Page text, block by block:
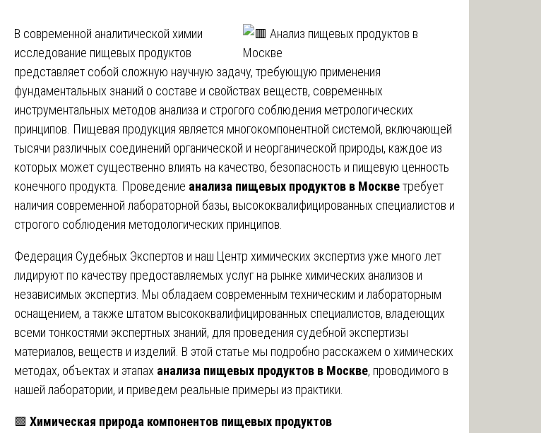
В современной аналитической химии
исследование пищевых продуктов
представляет собой сложную научную задачу, требующую применения
фундаментальных знаний о составе и свойствах веществ, современных
инструментальных методов анализа и строгого соблюдения метрологических
принципов. Пищевая продукция является многокомпонентной системой, включающей
тысячи различных соединений органической и неорганической природы, каждое из
которых может существенно влиять на качество, безопасность и пищевую ценность
конечного продукта. Проведение анализа пищевых продуктов в Москветребует
наличия современной лабораторной базы, высококвалифицированных специалистов и
строгого соблюдения методологических принципов.
Федерация Судебных Экспертов и наш Центр химических экспертиз уже много лет
лидируют по качеству предоставляемых услуг на рынке химических анализов и
независимых экспертиз. Мы обладаем современным техническим и лабораторным
оснащением, а также штатом высококвалифицированных специалистов, владеющих
всеми тонкостями экспертных знаний, для проведения судебной экспертизы
материалов, веществ и изделий. В этой статье мы подробно расскажем о химических
методах, объектах и этапах анализа пищевых продуктов в Москве, проводимого в
нашей лаборатории, и приведем реальные примеры из практики.
🟩 Химическая природа компонентов пищевых продуктов